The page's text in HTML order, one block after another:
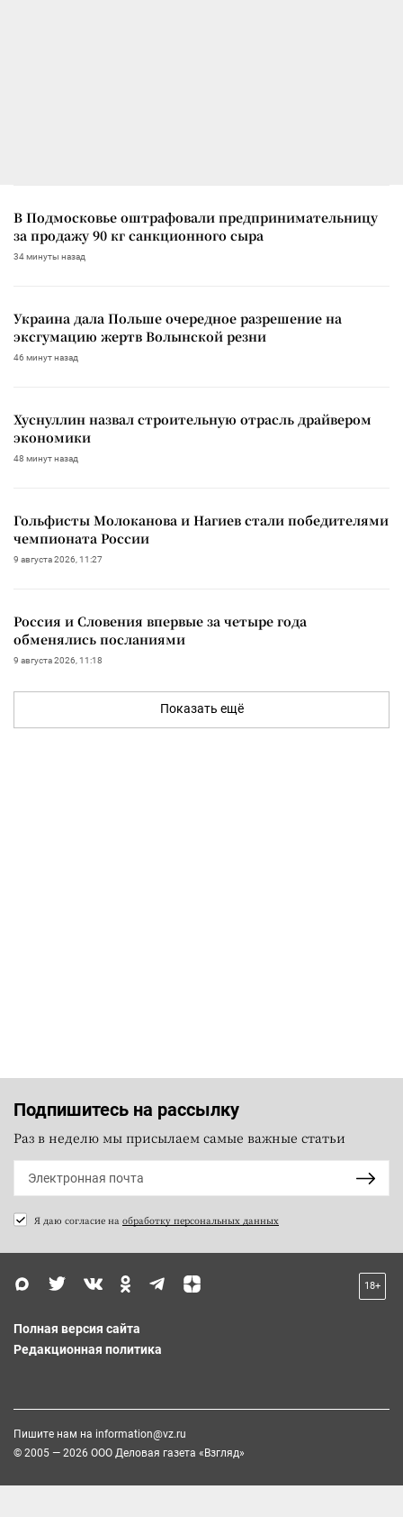
В Подмосковье оштрафовали предпринимательницу
за продажу 90 кг санкционного сыра
34 минуты назад
Украина дала Польше очередное разрешение на
эксгумацию жертв Волынской резни
46 минут назад
Хуснуллин назвал строительную отрасль драйвером
экономики
48 минут назад
Гольфисты Молоканова и Нагиев стали победителями
чемпионата России
9 августа 2026, 11:27
Россия и Словения впервые за четыре года
обменялись посланиями
9 августа 2026, 11:18
Показать ещё
Подпишитесь на рассылку
Раз в неделю мы присылаем самые важные статьи
Я даю согласие на обработку персональных данных
18+
Полная версия сайта
Редакционная политика
Пишите нам на information@vz.ru
© 2005 — 2026 ООО Деловая газета «Взгляд»